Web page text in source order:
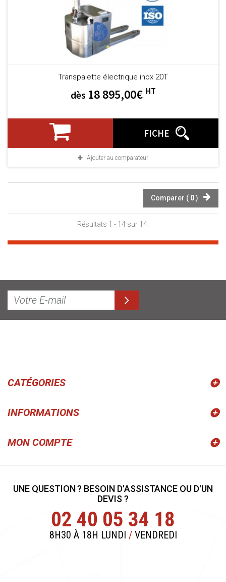
Transpalette électrique inox 20T
dès 18 895,00€ HT
FICHE
Ajouter au comparateur
Comparer ( 0)
Résultats 1 - 14 sur 14.
CATÉGORIES
INFORMATIONS
MON COMPTE
UNE QUESTION ? BESOIN D'ASSISTANCE OU D'UN
DEVIS ?
02 40 05 34 18
8H30 À 18H LUNDI /VENDREDI